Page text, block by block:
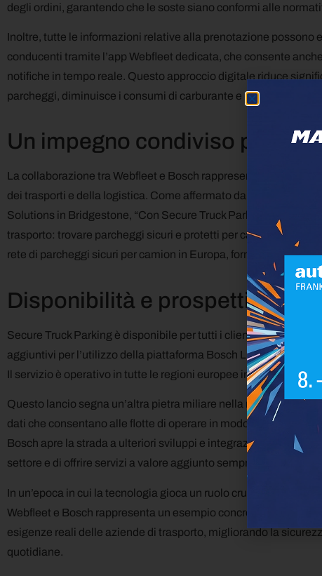
degli ordini, garantendo che le soste siano conformi alle
Inoltre, tutte le informazioni relative alla prenotazione possono
conducenti tramite l’app Webfleet dedicata, che consente
notifiche in tempo reale. Questo approccio digitale riduce
parcheggi, diminuisce i consumi di carburante e le emissioni di
Un impegno condiviso per
La collaborazione tra Webfleet e Bosch rappresenta un passo
dei trasporti e della logistica. Come affermato da Jan-Maarten
Solutions in Bridgestone, “Con Secure Truck Parking, stiamo
trasporto: trovare parcheggi sicuri e protetti per camion, merci
rete di parcheggi sicuri per camion in Europa, fornisce
Disponibilità e prospettive
Secure Truck Parking è disponibile per tutti i clienti Webfleet
aggiuntivi per l’utilizzo della piattaforma Bosch L.OS; i costi di
Il servizio è operativo in tutte le regioni europee in cui Bosch
Questo lancio segna un’altra pietra miliare nella missione di
dati che consentano alle flotte di operare in modo più
Bosch apre la strada a ulteriori sviluppi e integrazioni future,
settore e di offrire servizi a valore aggiunto sempre più avanzati.
In un’epoca in cui la tecnologia gioca un ruolo cruciale nella
Webfleet e Bosch rappresenta un esempio concreto di come
esigenze reali delle aziende di trasporto, migliorando la
quotidiane.